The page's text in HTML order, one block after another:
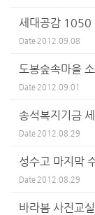
세대공감 1050
Date 2012.09.08
도봉숲속마을
Date 2012.09.01
송석복지기금
Date 2012.08.29
성수고 마지막
Date 2012.08.29
바라봄 사진교